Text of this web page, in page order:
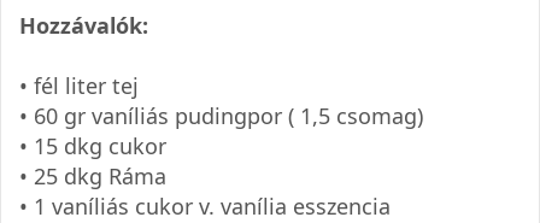
Hozzávalók:
• fél liter tej
• 60 gr vaníliás pudingpor ( 1,5 csomag)
• 15 dkg cukor
• 25 dkg Ráma
• 1 vaníliás cukor v. vanília esszencia